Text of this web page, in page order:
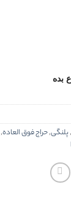
بده
,پلنگی,حراج فوق العاده,